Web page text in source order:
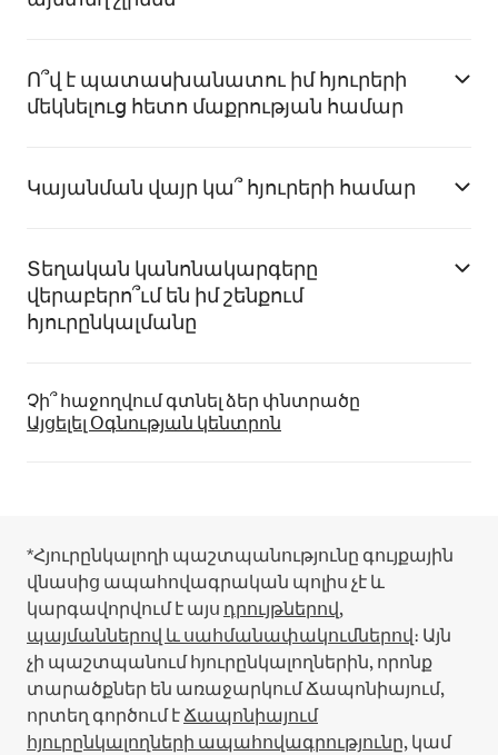
Ո՞վ է պատասխանատու իմ հյուրերի
մեկնելուց հետո մաքրության համար
Կայանման վայր կա՞ հյուրերի համար
Տեղական կանոնակարգերը
վերաբերո՞ւմ են իմ շենքում
հյուրընկալմանը
Չի՞ հաջողվում գտնել ձեր փնտրածը
Այցելել Օգնության կենտրոն
*Հյուրընկալողի պաշտպանությունը գույքային
վնասից ապահովագրական պոլիս չէ և
կարգավորվում է այս դրույթներով,
պայմաններով և սահմանափակումներով։ Այն
չի պաշտպանում հյուրընկալողներին, որոնք
տարածքներ են առաջարկում Ճապոնիայում,
որտեղ գործում էՃապոնիայում
հյուրընկալողների ապահովագրությունը, կամ